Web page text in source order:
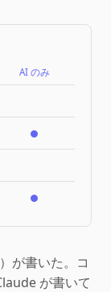
AI のみ
が書いた。コ
が書いて